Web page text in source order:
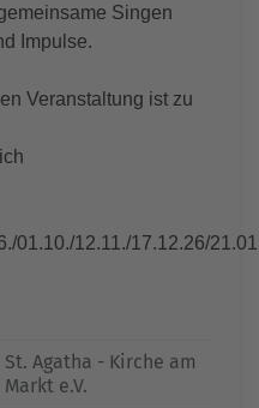
Singen
Impulse.
Veranstaltung ist zu
01.10./12.11./17.12.26/
St. Agatha - Kirche am
Markt e.V.